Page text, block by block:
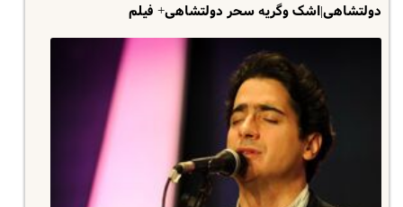
دولتشاهی|اشک وگریه سحر دولتشاهی+ فیلم